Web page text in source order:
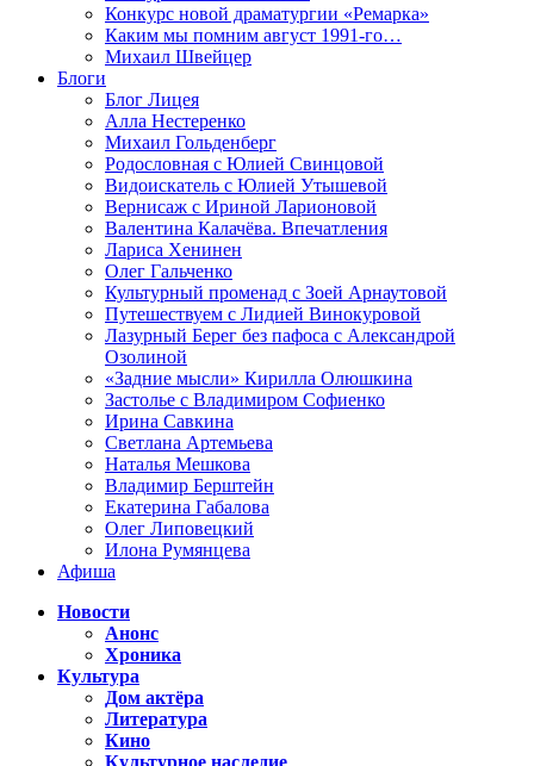
Конкурс новой драматургии «Ремарка»
Каким мы помним август 1991-го…
Михаил Швейцер
Блоги
Блог Лицея
Алла Нестеренко
Михаил Гольденберг
Родословная с Юлией Свинцовой
Видоискатель с Юлией Утышевой
Вернисаж с Ириной Ларионовой
Валентина Калачёва. Впечатления
Лариса Хенинен
Олег Гальченко
Культурный променад с Зоей Арнаутовой
Путешествуем с Лидией Винокуровой
Лазурный Берег без пафоса с Александрой
Озолиной
«Задние мысли» Кирилла Олюшкина
Застолье с Владимиром Софиенко
Ирина Савкина
Светлана Артемьева
Наталья Мешкова
Владимир Берштейн
Екатерина Габалова
Олег Липовецкий
Илона Румянцева
Афиша
Новости
Анонс
Хроника
Культура
Дом актёра
Литература
Кино